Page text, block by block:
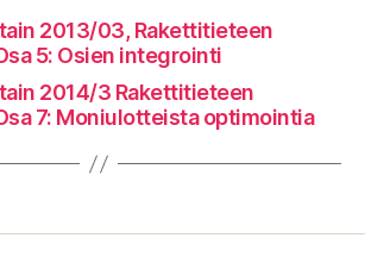
2013/03, Rakettitieteen
5: Osien integrointi
2014/3 Rakettitieteen
7: Moniulotteista optimointia